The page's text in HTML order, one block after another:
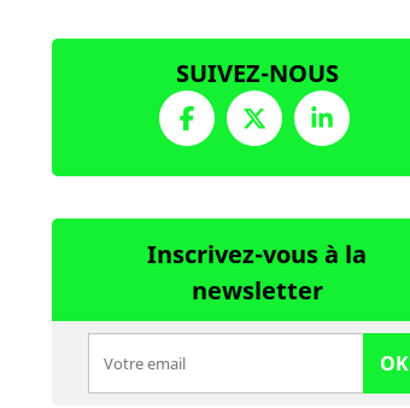
SUIVEZ-NOUS
Inscrivez-vous à la
newsletter
OK